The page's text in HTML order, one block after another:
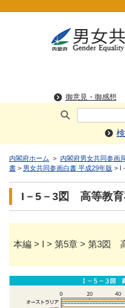
内閣府ホーム > 内閣府男女共同参画
書 > 男女共同参画白書 平成29年版 > I
I－5－3図 高等教育
本編 > I > 第5章 > 第3図